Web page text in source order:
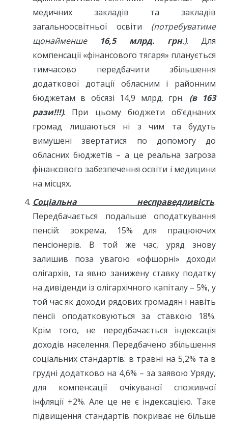
медичних закладів та закладів
загальноосвітньої освіти (потребуватиме
щонайменше
16,5 млрд. грн.). Для
компенсації «фінансового тягаря» планується
тимчасово передбачити збільшення
додаткової дотації обласним і районним
бюджетам в обсязі 14,9 млрд. грн. (в 163
рази!!!). При цьому бюджети об’єднаних
громад лишаються ні з чим та будуть
вимушені звертатися по допомогу до
обласних бюджетів – а це реальна загроза
фінансового забезпечення освіти і медицини
на місцях.
Соціальна несправедливість.
Передбачається подальше оподаткування
пенсій: зокрема, 15% для працюючих
пенсіонерів. В той же час, уряд знову
залишив поза увагою «офшорні» доходи
олігархів, та явно занижену ставку податку
на дивіденди із олігархічного капіталу – 5%, у
той час як доходи рядових громадян і навіть
пенсії оподатковуються за ставкою 18%.
Крім того, не передбачається індексація
доходів населення. Передбачено збільшення
соціальних стандартів: в травні на 5,2% та в
грудні додатково на 4,6% – за заявою Уряду,
для компенсації очікуваної споживчої
інфляції +2%. Але це не є індексацією. Таке
підвищення стандартів покриває не більше